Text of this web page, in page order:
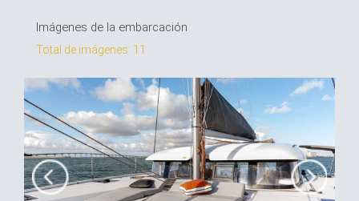
Imágenes de la embarcación
Total de imágenes: 11